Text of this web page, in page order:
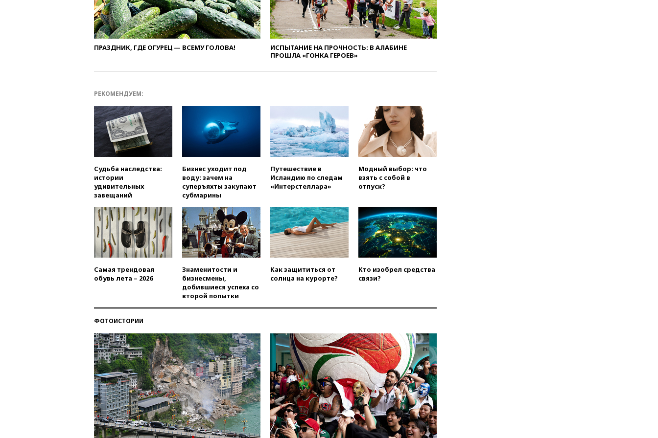
огня США и Ирана
вчера, 22:15Три человека
получили ножевые ранения
при нападении в Чехии
вчера, 22:00
РЛС для Белгородской
отказал Украине в
использовании Starlink для
атак вглубь РФ
вчера, 21:35После пожара на
складе в Брянске возбудили
уголовное дело
вчера, 21:26Лидеры сборной
РФ по гимнастике получили
официальный отказ в визах от
вчера, 21:15Пентагон
опубликовал 16 новых видео с
НЛО
вчера, 21:00 На границе
Украины с Польшей скопилось
вчера, 20:53 Швыдкой:
вчера, 20:45ПВО за день
вчера, 20:35Велосипедист
погиб при атаке FPV-дрона в
Белгородской области
вчера, 20:30 Лидию Невзорову
заочно арестовали по делу о
финансировании
экстремизма
вчера, 20:20Суд США
постановил остановить
строительство бального зала в
ПРАЗДНИК, ГДЕ ОГУРЕЦ — ВСЕМУ ГОЛОВА!
ИСПЫТАНИЕ НА ПРОЧНОСТЬ: В АЛАБИНЕ
ПРОШЛА «ГОНКА ГЕРОЕВ»
РЕКОМЕНДУЕМ:
Судьба наследства:
истории
удивительных
завещаний
Бизнес уходит под
воду: зачем на
суперъяхты закупают
субмарины
Путешествие в
Исландию по следам
«Интерстеллара»
Модный выбор: что
взять с собой в
отпуск?
Самая трендовая
обувь лета – 2026
Знаменитости и
бизнесмены,
добившиеся успеха со
второй попытки
Как защититься от
солнца на курорте?
Кто изобрел средства
связи?
ФОТОИСТОРИИ